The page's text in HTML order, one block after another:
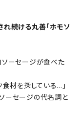
れ続ける丸善「ホモソ
ソーセージが食べた
食材を探している…」
ーセージの代名詞と